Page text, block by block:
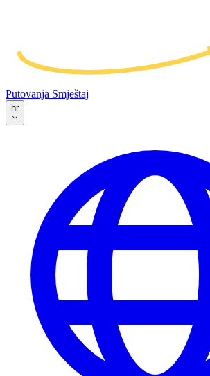
Putovanja Smještaj
hr